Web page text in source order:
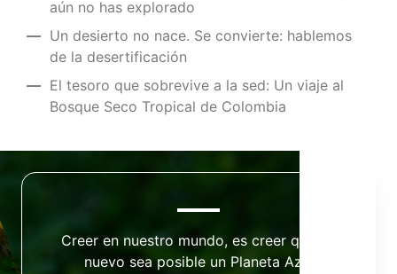
aún no has explorado
Un desierto no nace. Se convierte: hablemos
de la desertificación
El tesoro que sobrevive a la sed: Un viaje al
Bosque Seco Tropical de Colombia
Creer en nuestro mundo, es creer que de
nuevo sea posible un Planeta Azul